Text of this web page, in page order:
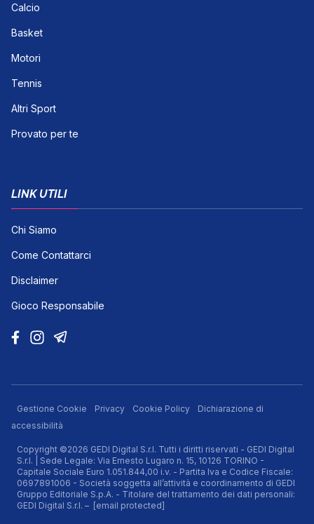
Calcio
Basket
Motori
Tennis
Altri Sport
Provato per te
LINK UTILI
Chi Siamo
Come Contattarci
Disclaimer
Gioco Responsabile
Gestione Cookie Privacy Cookie Policy
Dichiarazione di
accessibilità
Copyright ©2026 GEDI Digital S.r.l. Tutti i diritti riservati - GEDI Digital
S.r.l. | Sede Legale: Via Ernesto Lugaro n. 15, 10126 TORINO -
Capitale Sociale Euro 1.051.844,00 i.v. - Partita Iva e Codice Fiscale:
0697891006 - Società soggetta all’attività e coordinamento di GEDI
Gruppo Editoriale S.p.A. - Titolare del trattamento dei dati personali:
GEDI Digital S.r.l. – [email protected]